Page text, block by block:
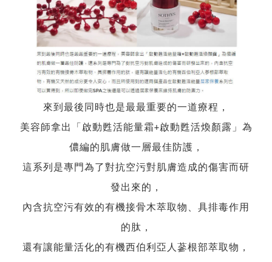
來到最後同時也是最最重要的一道療程，
美容師拿出「啟動甦活能量霜+啟動甦活煥顏露」為
儂編的肌膚做一層最佳防護，
這系列是專門為了對抗空污對肌膚造成的傷害而研
發出來的，
內含抗空污有效的有機接骨木萃取物、具排毒作用
的肽，
還有讓能量活化的有機西伯利亞人蔘根部萃取物，